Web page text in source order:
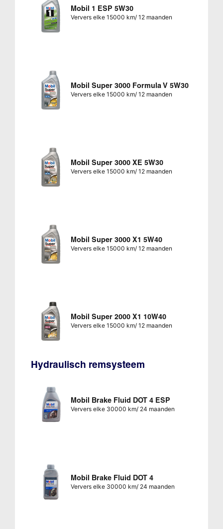
Mobil 1 ESP 5W30
Ververs elke 15000 km/ 12 maanden
Mobil Super 3000 Formula V 5W30
Ververs elke 15000 km/ 12 maanden
Mobil Super 3000 XE 5W30
Ververs elke 15000 km/ 12 maanden
Mobil Super 3000 X1 5W40
Ververs elke 15000 km/ 12 maanden
Mobil Super 2000 X1 10W40
Ververs elke 15000 km/ 12 maanden
Hydraulisch remsysteem
Mobil Brake Fluid DOT 4 ESP
Ververs elke 30000 km/ 24 maanden
Mobil Brake Fluid DOT 4
Ververs elke 30000 km/ 24 maanden